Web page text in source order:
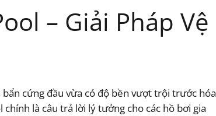
– Giải Pháp Vệ
cứng đầu vừa có độ bền vượt trội trước hóa
là câu trả lời lý tưởng cho các hồ bơi gia